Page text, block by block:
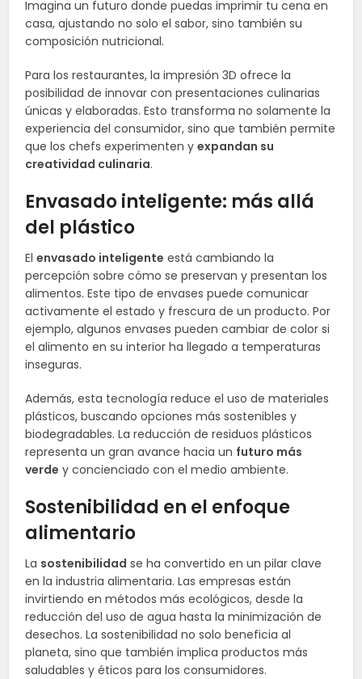
Imagina un futuro donde puedas imprimir tu cena en
casa, ajustando no solo el sabor, sino también su
composición nutricional.
Para los restaurantes, la impresión 3D ofrece la
posibilidad de innovar con presentaciones culinarias
únicas y elaboradas. Esto transforma no solamente la
experiencia del consumidor, sino que también permite
que los chefs experimenten yexpandan su
creatividad culinaria.
Envasado inteligente: más allá
del plástico
Elenvasado inteligente está cambiando la
percepción sobre cómo se preservan y presentan los
alimentos. Este tipo de envases puede comunicar
activamente el estado y frescura de un producto. Por
ejemplo, algunos envases pueden cambiar de color si
el alimento en su interior ha llegado a temperaturas
inseguras.
Además, esta tecnología reduce el uso de materiales
plásticos, buscando opciones más sostenibles y
biodegradables. La reducción de residuos plásticos
representa un gran avance hacia un futuro más
verde y concienciado con el medio ambiente.
Sostenibilidad en el enfoque
alimentario
La sostenibilidad se ha convertido en un pilar clave
en la industria alimentaria. Las empresas están
invirtiendo en métodos más ecológicos, desde la
reducción del uso de agua hasta la minimización de
desechos. La sostenibilidad no solo beneficia al
planeta, sino que también implica productos más
saludables y éticos para los consumidores.